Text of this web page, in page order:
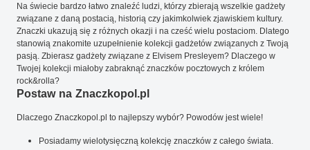
Na świecie bardzo łatwo znaleźć ludzi, którzy zbierają wszelkie gadżety
związane z daną postacią, historią czy jakimkolwiek zjawiskiem kultury.
Znaczki ukazują się z różnych okazji i na cześć wielu postaciom. Dlatego
stanowią znakomite uzupełnienie kolekcji gadżetów związanych z Twoją
pasją. Zbierasz gadżety związane z Elvisem Presleyem? Dlaczego w
Twojej kolekcji miałoby zabraknąć znaczków pocztowych z królem
rock&rolla?
Postaw na Znaczkopol.pl
Dlaczego Znaczkopol.pl to najlepszy wybór? Powodów jest wiele!
Posiadamy wielotysięczną kolekcję znaczków z całego świata.